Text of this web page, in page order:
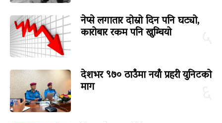
नेप्से लगातार दोस्रो दिन पनि घट्यो,
कारोबार रकम पनि खुम्चियो
देशभर ९७० ठाउँमा नयाँ प्रहरी युनिटको
माग